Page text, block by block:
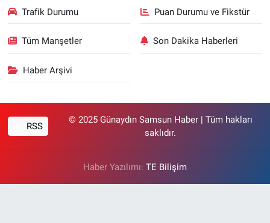
Trafik Durumu Puan Durumu ve Fikstür
Tüm Manşetler Son Dakika Haberleri
Haber Arşivi
RSS
© 2025 Günaydın Samsun Haber | Tüm hakları
saklıdır.
Haber Yazılımı: TE Bilişim